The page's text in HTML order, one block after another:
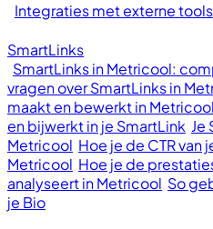
Integraties met externe tools
SmartLinks
SmartLinks in Metricool:
vragen over SmartLinks in
maakt en bewerkt in Metricool
en bijwerkt in je SmartLink Je
Metricool Hoe je de CTR van
Metricool Hoe je de
analyseert in Metricool So
je Bio